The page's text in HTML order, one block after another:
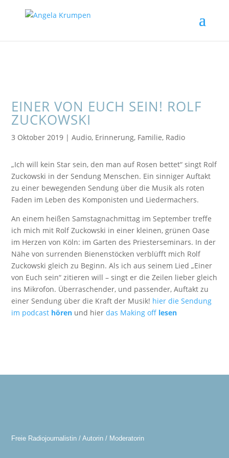
EINER VON EUCH SEIN! ROLF
ZUCKOWSKI
3 Oktober 2019 |Audio, Erinnerung, Familie, Radio
„Ich will kein Star sein, den man auf Rosen bettet“ singt Rolf
Zuckowski in der Sendung Menschen. Ein sinniger Auftakt
zu einer bewegenden Sendung über die Musik als roten
Faden im Leben des Komponisten und Liedermachers.
An einem heißen Samstagnachmittag im September treffe
ich mich mit Rolf Zuckowski in einer kleinen, grünen Oase
im Herzen von Köln: im Garten des Priesterseminars. In der
Nähe von surrenden Bienenstöcken verblüfft mich Rolf
Zuckowski gleich zu Beginn. Als ich aus seinem Lied „Einer
von Euch sein“ zitieren will – singt er die Zeilen lieber gleich
ins Mikrofon. Überraschender, und passender, Auftakt zu
einer Sendung über die Kraft der Musik! hier die Sendung
im podcast hören und hierdas Making off lesen
Freie Radiojournalistin / Autorin / Moderatorin